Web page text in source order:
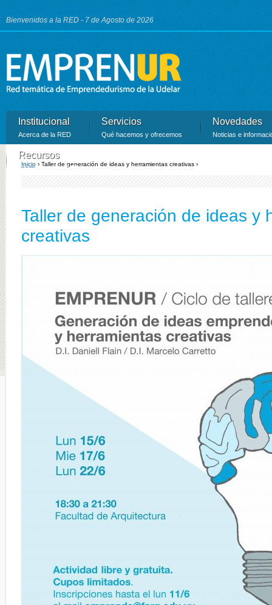
Bienvenidos a la RED - 7 de Agosto de 2026
Institucional
Acerca de la RED
Servicios
Qué hacemos y ofrecemos
Novedades
Noticias e
Recursos
Recursos de la RED
Inicio › Taller de generación de ideas y herramientas creativas ›
Taller de generación de ideas y
creativas